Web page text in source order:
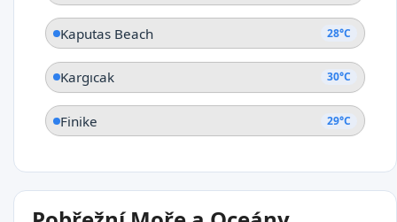
Kaputas Beach 28°C
Kargıcak 30°C
Finike 29°C